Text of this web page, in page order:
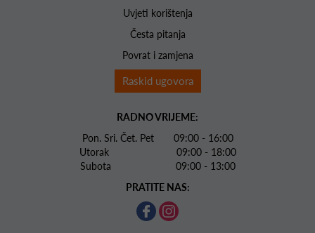
Uvjeti korištenja
Česta pitanja
Povrat i zamjena
Raskid ugovora
RADNO VRIJEME:
Pon. Sri. Čet. Pet 09:00 - 16:00
Utorak 09:00 - 18:00
Subota 09:00 - 13:00
PRATITE NAS: